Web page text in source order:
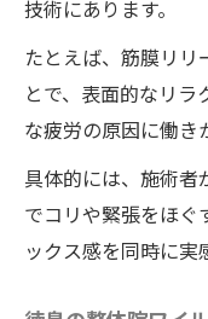
技術にあります。
たとえば、筋膜リリ
とで、表面的なリ
な疲労の原因に働き
具体的には、施術者
でコリや緊張をほぐ
ックス感を同時に実